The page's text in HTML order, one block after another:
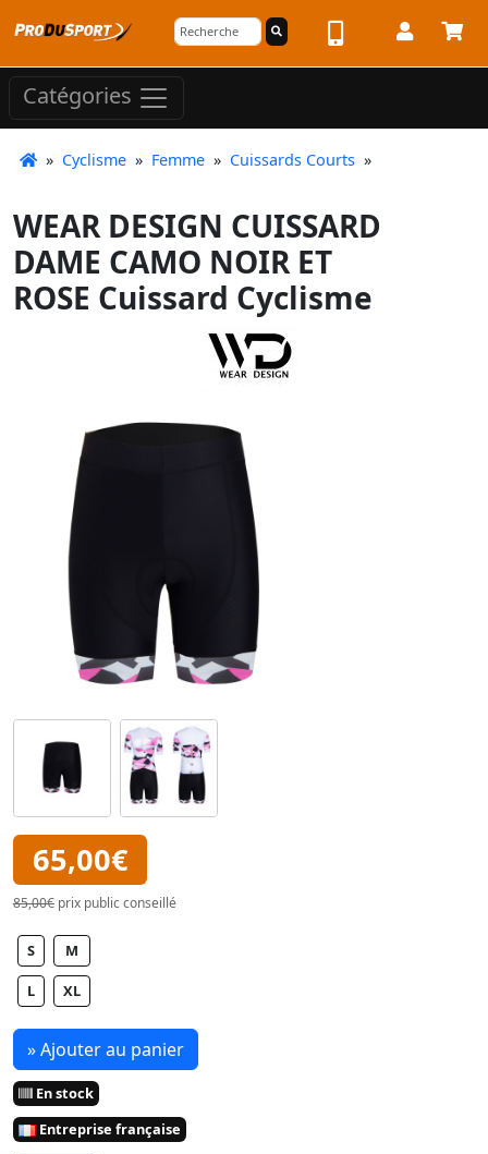
Catégories
» Cyclisme » Femme » Cuissards Courts »
WEAR DESIGN CUISSARD
DAME CAMO NOIR ET
ROSE Cuissard Cyclisme
65,00€
85,00€ prix public conseillé
S M
L XL
» Ajouter au panier
En stock
Entreprise française